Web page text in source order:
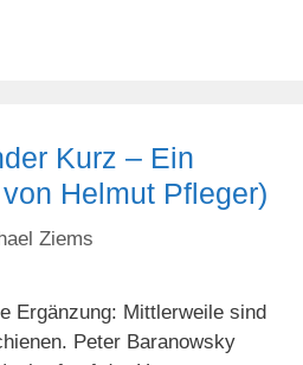
Kurz – Ein
Helmut Pfleger)
Ziems
Ergänzung: Mittlerweile sind
Peter Baranowsky